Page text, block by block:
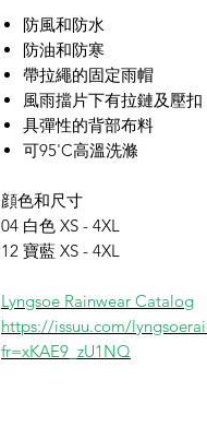
防風和防水
防油和防寒
帶拉繩的固定雨帽
風雨擋片下有拉鏈及壓扣
具彈性的背部布料
可95'C高溫洗滌
顔色和尺寸
04 白色 XS - 4XL
12 寶藍 XS - 4XL
Lyngsoe Rainwear Catalog
https://issuu.com/
fr=xKAE9_zU1NQ